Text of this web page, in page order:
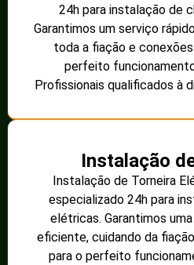
24h para instalação de
Garantimos um serviço
toda a fiação e
perfeito
Profissionais qualificados à
Instalação
Instalação de Torneira
especializado 24h para
elétricas. Garantimos
eficiente, cuidando da
para o perfeito